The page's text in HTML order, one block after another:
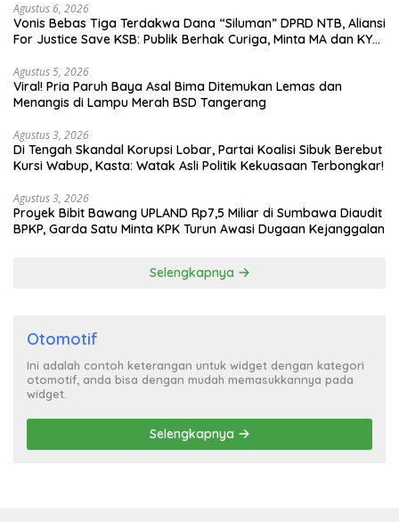
Agustus 6, 2026
Vonis Bebas Tiga Terdakwa Dana “Siluman” DPRD NTB, Aliansi
For Justice Save KSB: Publik Berhak Curiga, Minta MA dan KY
Agustus 5, 2026
Viral! Pria Paruh Baya Asal Bima Ditemukan Lemas dan
Menangis di Lampu Merah BSD Tangerang
Agustus 3, 2026
Di Tengah Skandal Korupsi Lobar, Partai Koalisi Sibuk Berebut
Kursi Wabup, Kasta: Watak Asli Politik Kekuasaan Terbongkar!
Agustus 3, 2026
Proyek Bibit Bawang UPLAND Rp7,5 Miliar di Sumbawa Diaudit
BPKP, Garda Satu Minta KPK Turun Awasi Dugaan Kejanggalan
Selengkapnya
Otomotif
Ini adalah contoh keterangan untuk widget dengan kategori
otomotif, anda bisa dengan mudah memasukkannya pada
widget.
Selengkapnya